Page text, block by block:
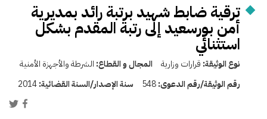
ترقية ضابط شهيد برتبة رائد بمديرية
أمن بورسعيد إلى رتبة المقدم بشكل
استثنائي
نوع الوثيقة: قرارات وزارية المجال و القطاع: الشرطة والأجهزة الأمنية
رقم الوثيقة/رقم الدعوى:548 سنة الإصدار/السنة القضائية:2014